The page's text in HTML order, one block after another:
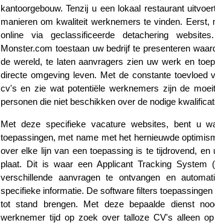
kantoorgebouw. Tenzij u een lokaal restaurant
manieren om kwaliteit werknemers te vinden.
online via geclassificeerde detachering
Monster.com toestaan uw bedrijf te presenteren
de wereld, te laten aanvragers zien uw werk en
directe omgeving leven. Met de constante toevloed
cv's en zie wat potentiële werknemers zijn de
personen die niet beschikken over de nodige
Met deze specifieke vacature websites, bent u
toepassingen, met name met het hernieuwde
over elke lijn van een toepassing is te tijdrovend,
plaat. Dit is waar een Applicant Tracking
verschillende aanvragen te ontvangen en
specifieke informatie. De software filters
tot stand brengen. Met deze bepaalde dienst
werknemer tijd op zoek over talloze CV's alleen